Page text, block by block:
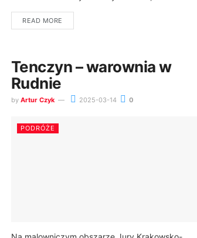
READ MORE
Tenczyn – warownia w
Rudnie
by Artur Czyk 2025-03-14 0
PODRÓŻE